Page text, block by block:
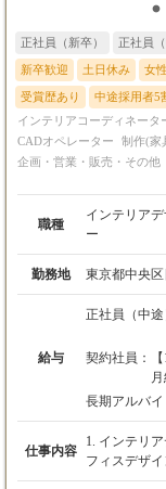
境が整っています。 （2）集中できる環境
スタッフ（
ャリストと
リエイティブな仕事に
奇心が刺激
トがあり、
（4）チーム
ターやチー
制が整ってい
で、プロジ
（6）利便性
東京の最先
す。オフィ
正社員（新卒） 正社員（
新卒歓迎 土日休み 女
受賞歴あり 中途採用者5
インテリアコーディネータ
CADオペレーター
制作(家
企画・営業・販売・その他
職種
インテリア
ー
勤務地 東京都中央
給与
正社員（中途
契約社員：
※
※
長期アルバイ
仕事内容
1. インテリ
フィスデザ
ていただきます。 【具体的な業務内容】 ・ク